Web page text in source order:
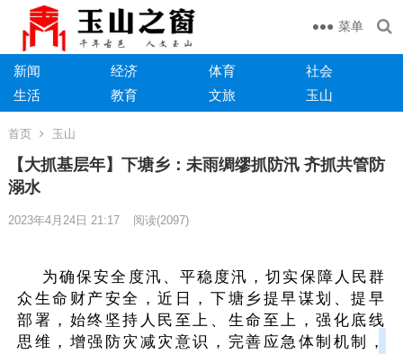
菜单
新闻 经济 体育
社会
生活
教育 文旅 玉山
首页 玉山
【大抓基层年】下塘乡：未雨绸缪抓防汛 齐抓共管防
溺水​
2023年4月24日 21:17 阅读(2097)
为确保安全度汛、平稳度汛，切实保障人民群
众生命财产安全，近日，下塘乡提早谋划、提早
部署，始终坚持人民至上、生命至上，强化底线
思维，增强防灾减灾意识，完善应急体制机制，